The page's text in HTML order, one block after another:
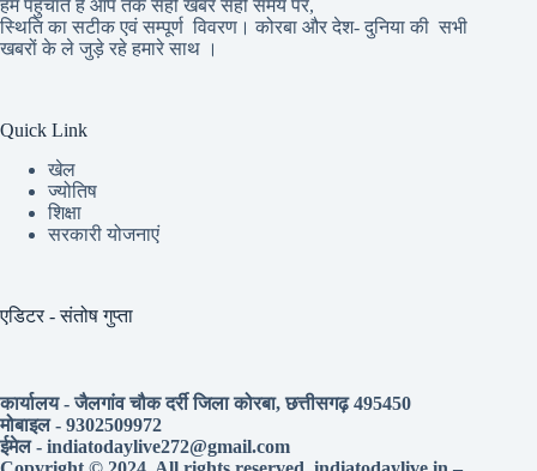
हम पहुँचाते है आप तक सही खबर सही समय पर,
स्थिति का सटीक एवं सम्पूर्ण विवरण। कोरबा और देश- दुनिया की सभी
खबरों के ले जुड़े रहे हमारे साथ ।
Quick Link
खेल
ज्योतिष
शिक्षा
सरकारी योजनाएं
एडिटर - संतोष गुप्ता
कार्यालय - जैलगांव चौक दर्री जिला कोरबा, छत्तीसगढ़ 495450
मोबाइल - 9302509972
ईमेल - indiatodaylive272@gmail.com